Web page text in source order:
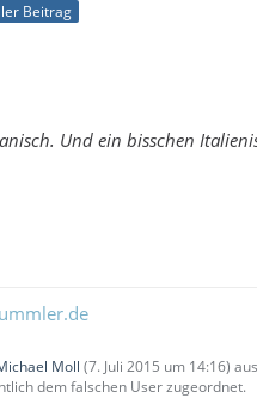
Beitrag
Und ein bisschen
Moll (7. Juli 2015 um 14:16)
dem falschen User zugeordnet.